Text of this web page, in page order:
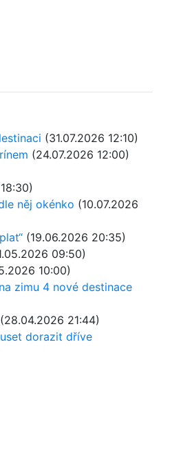
(31.07.2026 12:10)
(24.07.2026 12:00)
něj okénko (10.07.2026
(19.06.2026 20:35)
09:50)
10:00)
zimu 4 nové destinace
(28.04.2026 21:44)
dorazit dříve